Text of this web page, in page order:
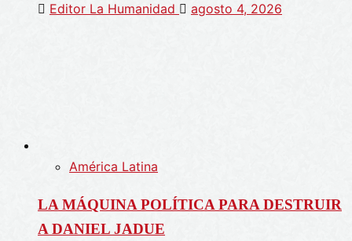
Editor La Humanidad agosto 4, 2026
América Latina
LA MÁQUINA POLÍTICA PARA DESTRUIR
A DANIEL JADUE